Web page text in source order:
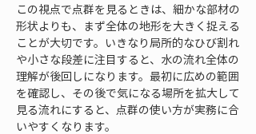
この視点で点群を見るときは、細かな部材の
形状よりも、まず全体の地形を大きく捉える
ことが大切です。いきなり局所的なひび割れ
や小さな段差に注目すると、水の流れ全体の
理解が後回しになります。最初に広めの範囲
を確認し、その後で気になる場所を拡大して
見る流れにすると、点群の使い方が実務に合
いやすくなります。